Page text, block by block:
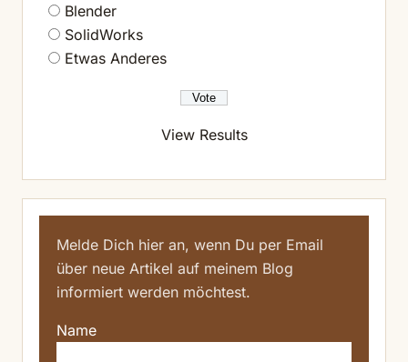
Blender
SolidWorks
Etwas Anderes
View Results
Melde Dich hier an, wenn Du per Email
über neue Artikel auf meinem Blog
informiert werden möchtest.
Name